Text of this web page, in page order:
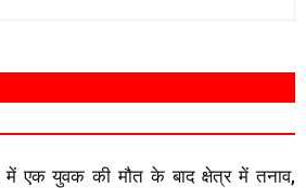
में एक युवक की मौत के बाद क्षेत्र में तनाव,